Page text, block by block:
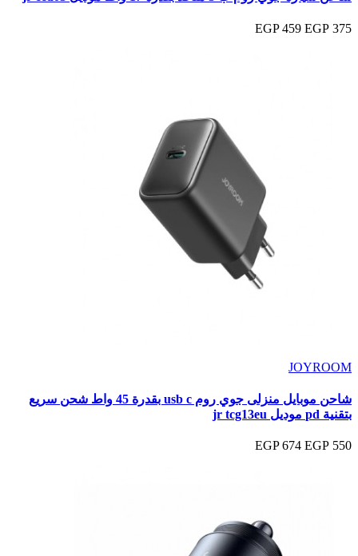
375 EGP
459 EGP
JOYROOM
شاحن موبايل منزلى جوي روم usb c بقدرة 45 واط شحن سريع
بتقنية pd موديل jr tcg13eu
550 EGP
674 EGP